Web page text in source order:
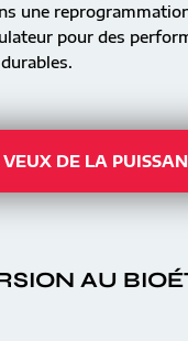
une
pour des
VEUX DE LA
AU